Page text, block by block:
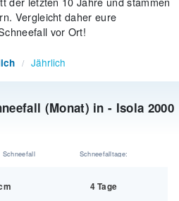
Vergleicht daher eure
vor Ort!
(Monat) in - Isola 2000
/ Jährlich
Schneefalltage:
4 Tage